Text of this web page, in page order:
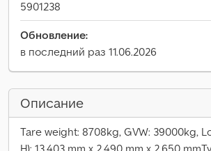
5901238
Обновление:
в последний раз 11.06.2026
Описание
Tare weight: 8708kg, GVW: 39000kg,
H): 13,403 mm x 2,490 mm x 2,650